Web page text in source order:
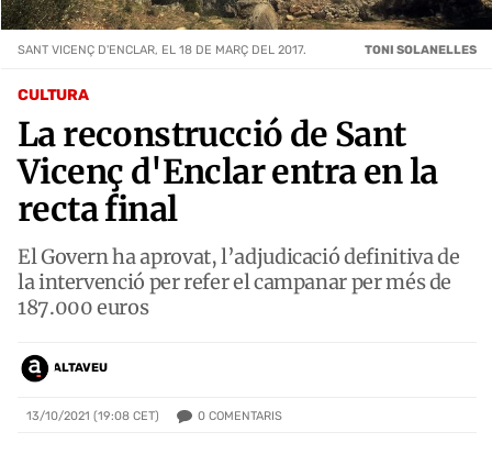
CULTURA
La reconstrucció de Sant
Vicenç d'Enclar entra en la
recta final
El Govern ha aprovat, l’adjudicació definitiva de
la intervenció per refer el campanar per més de
187.000 euros
ALTAVEU
13/10/2021 (19:08 CET) 0 COMENTARIS
SANT VICENÇ D'ENCLAR, EL 18 DE MARÇ DEL 2017. TONI SOLANELLES